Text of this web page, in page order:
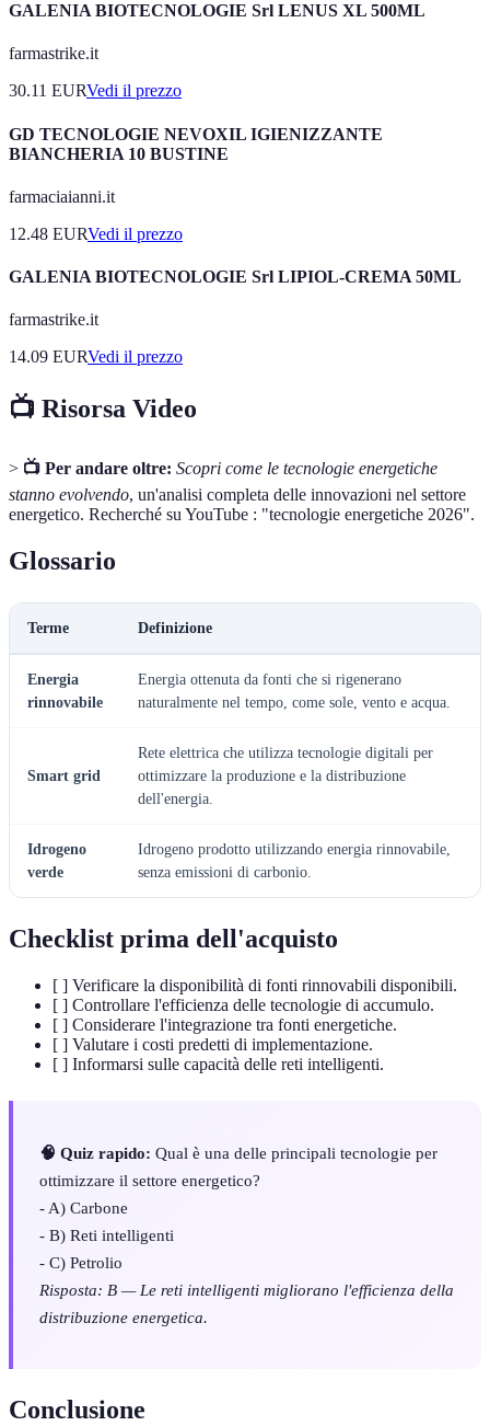
GALENIA BIOTECNOLOGIE Srl LENUS XL 500ML
farmastrike.it
30.11 EURVedi il prezzo
GD TECNOLOGIE NEVOXIL IGIENIZZANTE
BIANCHERIA 10 BUSTINE
farmaciaianni.it
12.48 EURVedi il prezzo
GALENIA BIOTECNOLOGIE Srl LIPIOL-CREMA 50ML
farmastrike.it
14.09 EURVedi il prezzo
📺 Risorsa Video
> 📺 Per andare oltre: Scopri come le tecnologie energetiche
stanno evolvendo, un'analisi completa delle innovazioni nel settore
energetico. Recherché su YouTube : "tecnologie energetiche 2026".
Glossario
Terme Definizione
Energia
rinnovabile
Energia ottenuta da fonti che si rigenerano
naturalmente nel tempo, come sole, vento e acqua.
Smart grid
Rete elettrica che utilizza tecnologie digitali per
ottimizzare la produzione e la distribuzione
dell'energia.
Idrogeno
verde
Idrogeno prodotto utilizzando energia rinnovabile,
senza emissioni di carbonio.
Checklist prima dell'acquisto
[ ] Verificare la disponibilità di fonti rinnovabili disponibili.
[ ] Controllare l'efficienza delle tecnologie di accumulo.
[ ] Considerare l'integrazione tra fonti energetiche.
[ ] Valutare i costi predetti di implementazione.
[ ] Informarsi sulle capacità delle reti intelligenti.
🧠 Quiz rapido: Qual è una delle principali tecnologie per
ottimizzare il settore energetico?
- A) Carbone
- B) Reti intelligenti
- C) Petrolio
Risposta: B — Le reti intelligenti migliorano l'efficienza della
distribuzione energetica.
Conclusione